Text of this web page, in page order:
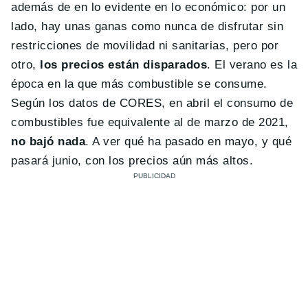
además de en lo evidente en lo económico: por un
lado, hay unas ganas como nunca de disfrutar sin
restricciones de movilidad ni sanitarias, pero por
otro, los precios están disparados. El verano es la
época en la que más combustible se consume.
Según los datos de CORES, en abril el consumo de
combustibles fue equivalente al de marzo de 2021,
no bajó nada. A ver qué ha pasado en mayo, y qué
pasará junio, con los precios aún más altos.